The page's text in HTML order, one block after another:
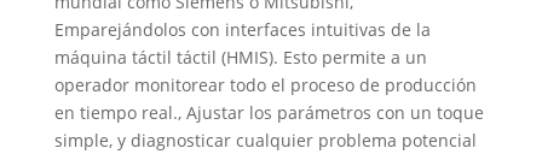
Emparejándolos con interfaces intuitivas de la
máquina táctil táctil (HMIS). Esto permite a un
operador monitorear todo el proceso de producción
en tiempo real., Ajustar los parámetros con un toque
simple, y diagnosticar cualquier problema potencial